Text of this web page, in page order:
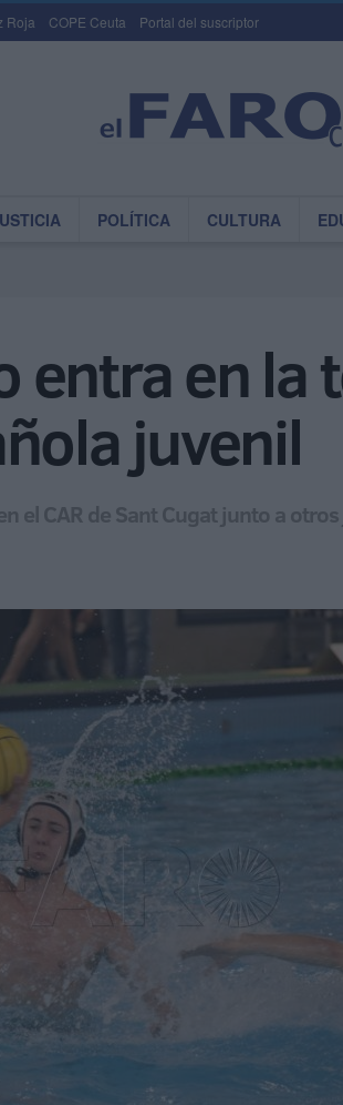
Roja COPE Ceuta Portal del suscriptor
POLÍTICA CULTURA
entra en la
juvenil
el CAR de Sant Cugat junto a